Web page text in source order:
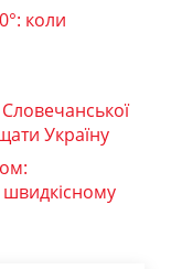
коли
Україну
швидкісному